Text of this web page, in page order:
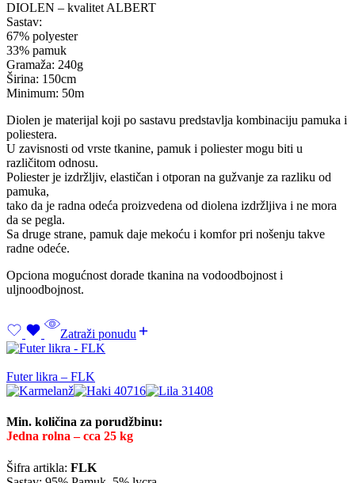
DIOLEN – kvalitet ALBERT
Sastav:
67% polyester
33% pamuk
Gramaža: 240g
Širina: 150cm
Minimum: 50m
Diolen je materijal koji po sastavu predstavlja kombinaciju pamuka i
poliestera.
U zavisnosti od vrste tkanine, pamuk i poliester mogu biti u
različitom odnosu.
Poliester je izdržljiv, elastičan i otporan na gužvanje za razliku od
pamuka,
tako da je radna odeća proizvedena od diolena izdržljiva i ne mora
da se pegla.
Sa druge strane, pamuk daje mekoću i komfor pri nošenju takve
radne odeće.
Opciona mogućnost dorade tkanina na vodoodbojnost i
uljnoodbojnost.
Zatraži ponudu
Futer likra – FLK
Min. količina za porudžbinu:
Jedna rolna – cca 25 kg
Šifra artikla: FLK